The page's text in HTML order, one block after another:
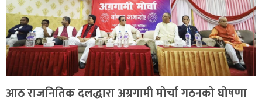
आठ राजनितिक दलद्धारा अग्रगामी मोर्चा गठनको घोषणा